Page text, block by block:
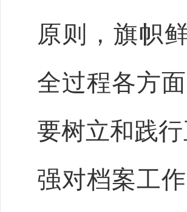
原则，旗帜
全过程各方
要树立和践
强对档案工